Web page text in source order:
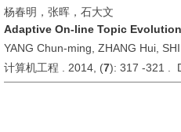
杨春明，张晖，石大文
Adaptive On-line Topic
YANG Chun-ming, ZHANG Hui,
计算机工程 . 2014, (7): 317 -321 .